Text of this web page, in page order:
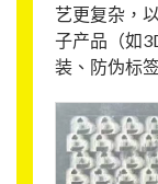
艺更复杂，
子产品（如
装、防伪标